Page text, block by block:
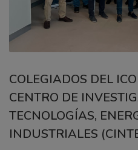
COLEGIADOS DEL
CENTRO DE
TECNOLOGÍAS,
INDUSTRIALES